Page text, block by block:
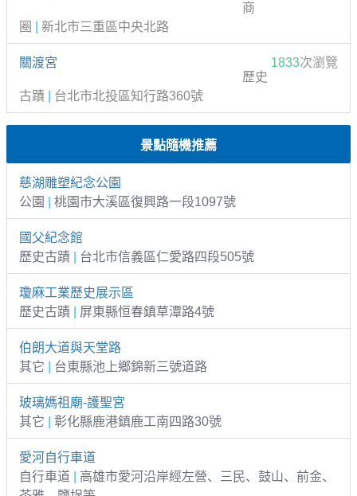
商
圈
新北市三重區中央北路
關渡宮 1833次瀏覽
歷史
古蹟
台北市北投區知行路360號
景點隨機推薦
慈湖雕塑紀念公園
公園
桃園市大溪區復興路一段1097號
國父紀念館
歷史古蹟
台北市信義區仁愛路四段505號
瓊麻工業歷史展示區
歷史古蹟
屏東縣恒春鎮草潭路4號
伯朗大道與天堂路
其它
台東縣池上鄉錦新三號道路
玻璃媽祖廟-護聖宮
其它
彰化縣鹿港鎮鹿工南四路30號
愛河自行車道
自行車道
高雄市愛河沿岸經左營、三民、鼓山、前金、